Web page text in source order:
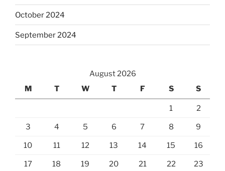
October 2024
September 2024
August 2026
M
T W T F S S
1 2
3 4 5 6 7 8 9
10 11 12 13 14 15 16
17 18 19 20 21 22 23